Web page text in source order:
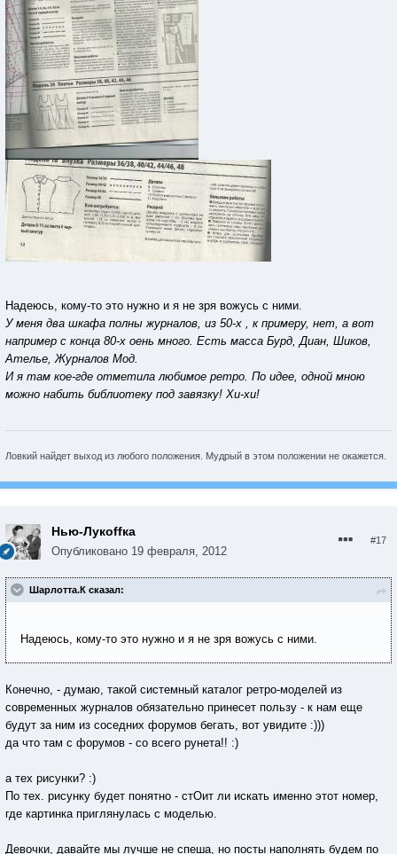
Надеюсь, кому-то это нужно и я не зря вожусь с ними.
У меня два шкафа полны журналов, из 50-х , к примеру, нет, а вот
например с конца 80-х оень много. Есть масса Бурд, Диан, Шиков,
Ателье, Журналов Мод.
И я там кое-где отметила любимое ретро. По идее, одной мною
можно набить библиотеку под завязку! Хи-хи!
Ловкий найдет выход из любого положения. Мудрый в этом положении не окажется.
Нью-Лукoffка
Опубликовано 19 февраля, 2012
#17
Шарлотта.К сказал:
Надеюсь, кому-то это нужно и я не зря вожусь с ними.
Конечно, - думаю, такой системный каталог ретро-моделей из
современных журналов обязательно принесет пользу - к нам еще
будут за ним из соседних форумов бегать, вот увидите :)))
да что там с форумов - со всего рунета!! :)
а тех рисунки? :)
По тех. рисунку будет понятно - стОит ли искать именно этот номер,
где картинка приглянулась с моделью.
Девочки, давайте мы лучше не спеша, но посты наполнять будем по